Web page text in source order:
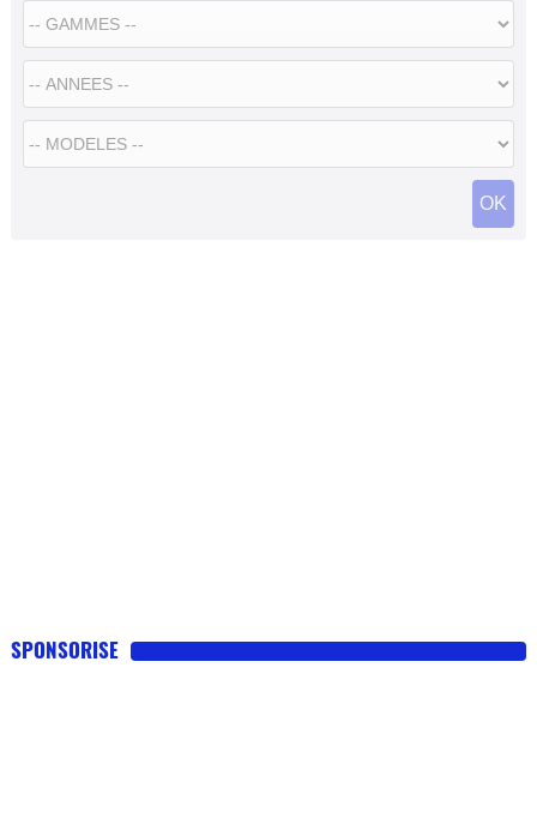
SPONSORISE